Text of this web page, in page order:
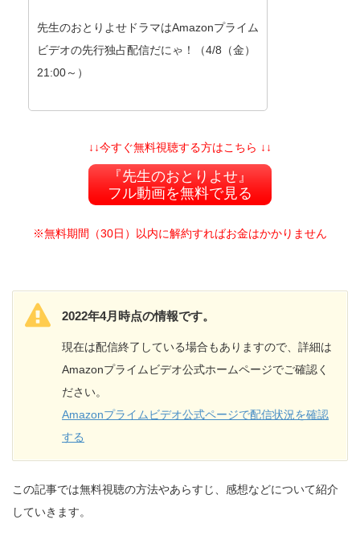
先生のおとりよせドラマはAmazonプライム
ビデオの先行独占配信だにゃ！（4/8（金）
21:00～）
↓↓今すぐ無料視聴する方はこちら ↓↓
『先生のおとりよせ』
フル動画を無料で見る
※無料期間（30日）以内に解約すればお金はかかりません
2022年4月時点の情報です。
現在は配信終了している場合もありますので、詳細は
Amazonプライムビデオ公式ホームページでご確認く
ださい。
Amazonプライムビデオ公式ページで配信状況を確認
する
この記事では無料視聴の方法やあらすじ、感想などについて紹介
していきます。